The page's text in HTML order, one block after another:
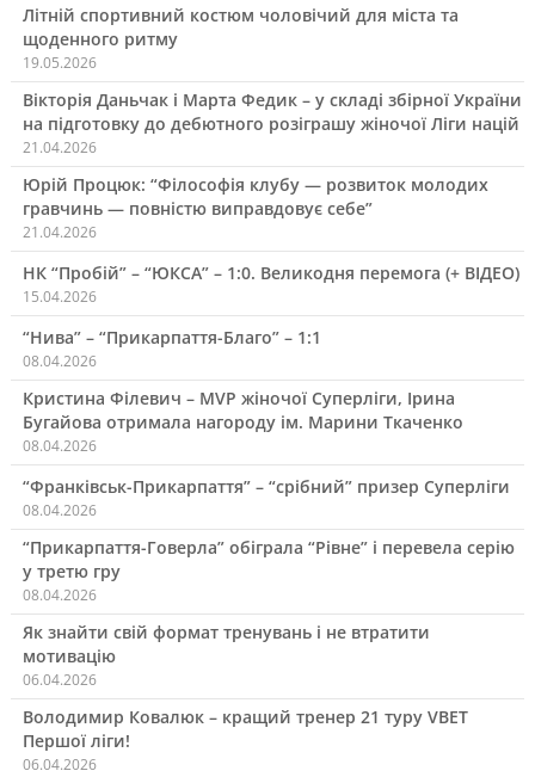
Літній спортивний костюм чоловічий для міста та
щоденного ритму
19.05.2026
Вікторія Даньчак і Марта Федик – у складі збірної України
на підготовку до дебютного розіграшу жіночої Ліги націй
21.04.2026
Юрій Процюк: “Філософія клубу — розвиток молодих
гравчинь — повністю виправдовує себе”
21.04.2026
НК “Пробій” – “ЮКСА” – 1:0. Великодня перемога (+ ВІДЕО)
15.04.2026
“Нива” – “Прикарпаття-Благо” – 1:1
08.04.2026
Кристина Філевич – MVP жіночої Суперліги, Ірина
Бугайова отримала нагороду ім. Марини Ткаченко
08.04.2026
“Франківськ-Прикарпаття” – “срібний” призер Суперліги
08.04.2026
“Прикарпаття-Говерла” обіграла “Рівне” і перевела серію
у третю гру
08.04.2026
Як знайти свій формат тренувань і не втратити
мотивацію
06.04.2026
Володимир Ковалюк – кращий тренер 21 туру VBET
Першої ліги!
06.04.2026